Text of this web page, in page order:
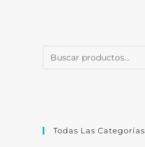
Todas Las Categorías